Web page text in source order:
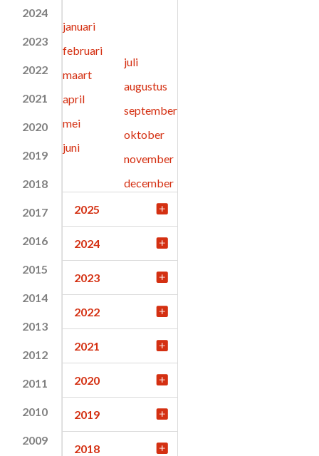
2024
2023
2022
2021
2020
2019
2018
2017
2016
2015
2014
2013
2012
2011
2010
2009
januari
februari
maart
april
mei
juni
juli
augustus
september
oktober
november
december
2025
2024
2023
2022
2021
2020
2019
2018